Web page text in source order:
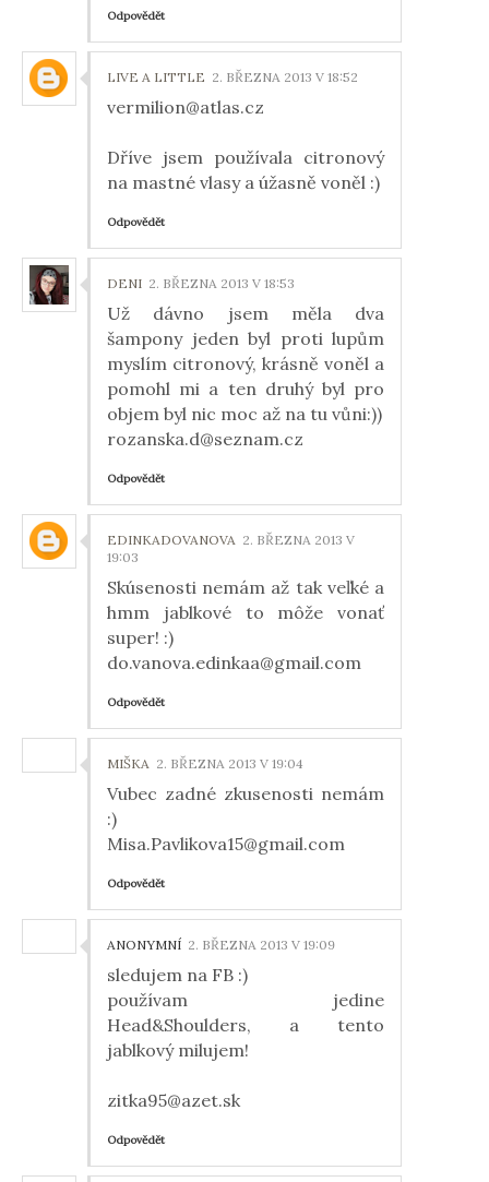
Odpovědět
LIVE A LITTLE 2. BŘEZNA 2013 V 18:52
vermilion@atlas.cz
Dříve jsem používala citronový
na mastné vlasy a úžasně voněl :)
Odpovědět
DENI 2. BŘEZNA 2013 V 18:53
Už dávno jsem měla dva
šampony jeden byl proti lupům
myslím citronový, krásně voněl a
pomohl mi a ten druhý byl pro
objem byl nic moc až na tu vůni:))
rozanska.d@seznam.cz
Odpovědět
EDINKADOVANOVA 2. BŘEZNA 2013 V
19:03
Skúsenosti nemám až tak veľké a
hmm jablkové to môže vonať
super! :)
do.vanova.edinkaa@gmail.com
Odpovědět
MIŠKA 2. BŘEZNA 2013 V 19:04
Vubec zadné zkusenosti nemám
:)
Misa.Pavlikova15@gmail.com
Odpovědět
ANONYMNÍ 2. BŘEZNA 2013 V 19:09
sledujem na FB :)
používam jedine
Head&Shoulders, a tento
jablkový milujem!
zitka95@azet.sk
Odpovědět